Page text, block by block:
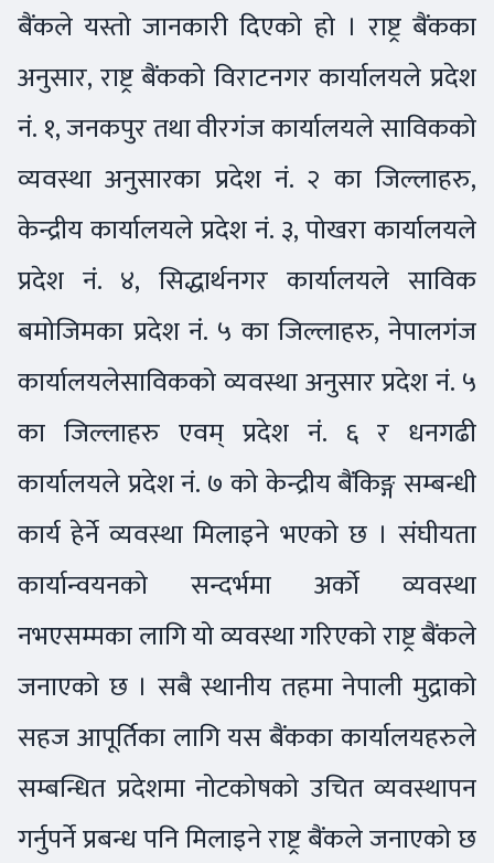
बैंकले यस्तो जानकारी दिएको हो । राष्ट्र बैंकका
अनुसार, राष्ट्र बैंकको विराटनगर कार्यालयले प्रदेश
नं. १, जनकपुर तथा वीरगंज कार्यालयले साविकको
व्यवस्था अनुसारका प्रदेश नं. २ का जिल्लाहरु,
केन्द्रीय कार्यालयले प्रदेश नं. ३, पोखरा कार्यालयले
प्रदेश नं. ४, सिद्धार्थनगर कार्यालयले साविक
बमोजिमका प्रदेश नं. ५ का जिल्लाहरु, नेपालगंज
कार्यालयलेसाविकको व्यवस्था अनुसार प्रदेश नं. ५
का जिल्लाहरु एवम् प्रदेश नं. ६ र धनगढी
कार्यालयले प्रदेश नं. ७ को केन्द्रीय बैंकिङ्ग सम्बन्धी
कार्य हेर्ने व्यवस्था मिलाइने भएको छ । संघीयता
कार्यान्वयनको सन्दर्भमा अर्को व्यवस्था
नभएसम्मका लागि यो व्यवस्था गरिएको राष्ट्र बैंकले
जनाएको छ । सबै स्थानीय तहमा नेपाली मुद्राको
सहज आपूर्तिका लागि यस बैंकका कार्यालयहरुले
सम्बन्धित प्रदेशमा नोटकोषको उचित व्यवस्थापन
गर्नुपर्ने प्रबन्ध पनि मिलाइने राष्ट्र बैंकले जनाएको छ